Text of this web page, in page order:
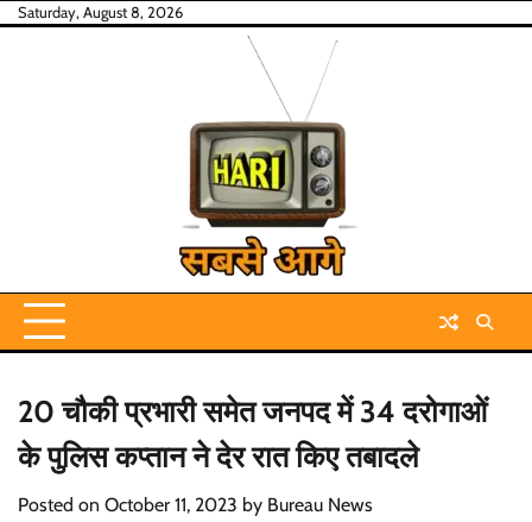
SkipSaturday, August 8, 2026
20 चौकी प्रभारी समेत जनपद में 34 दरोगाओं
के पुलिस कप्तान ने देर रात किए तबादले
Posted on October 11, 2023 by Bureau News